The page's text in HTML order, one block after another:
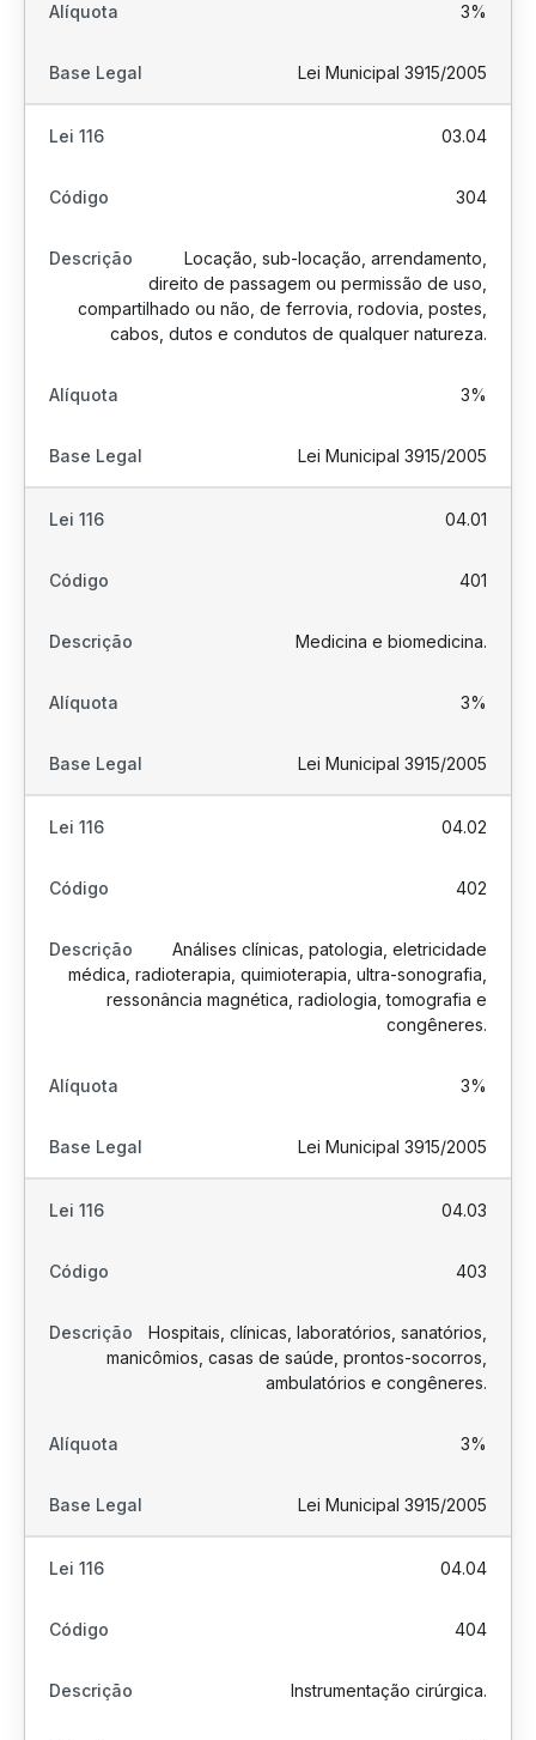
3%
Lei Municipal 3915/2005
03.04
304
Locação, sub-locação, arrendamento,
direito de passagem ou permissão de uso,
compartilhado ou não, de ferrovia, rodovia, postes,
cabos, dutos e condutos de qualquer natureza.
3%
Lei Municipal 3915/2005
04.01
401
Medicina e biomedicina.
3%
Lei Municipal 3915/2005
04.02
402
Análises clínicas, patologia, eletricidade
médica, radioterapia, quimioterapia, ultra-sonografia,
ressonância magnética, radiologia, tomografia e
congêneres.
3%
Lei Municipal 3915/2005
04.03
403
Hospitais, clínicas, laboratórios, sanatórios,
manicômios, casas de saúde, prontos-socorros,
ambulatórios e congêneres.
3%
Lei Municipal 3915/2005
04.04
404
Instrumentação cirúrgica.